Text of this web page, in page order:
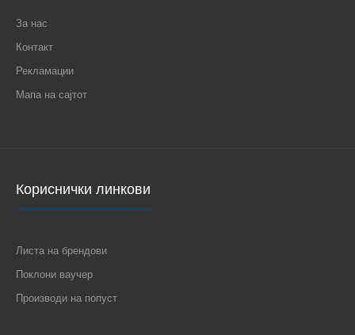
За нас
Контакт
Рекламации
Мапа на сајтот
Кориснички линкови
Листа на брендови
Поклони ваучер
Производи на попуст